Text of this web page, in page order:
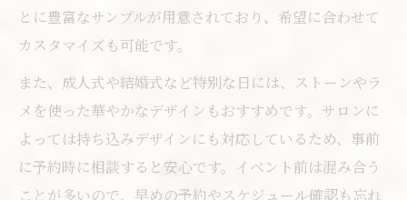
とに豊富なサンプルが用意されており、希望に合わせて
カスタマイズも可能です。
また、成人式や結婚式など特別な日には、ストーンやラ
メを使った華やかなデザインもおすすめです。サロンに
よっては持ち込みデザインにも対応しているため、事前
に予約時に相談すると安心です。イベント前は混み合う
ことが多いので、早めの予約やスケジュール確認も忘れ